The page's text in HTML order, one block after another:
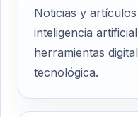
Noticias y
inteligencia
herramientas
tecnológica.